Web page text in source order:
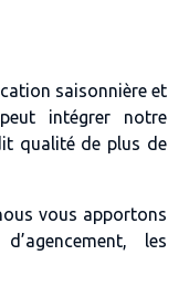
saisonnière et
intégrer notre
qualité de plus de
vous apportons
les